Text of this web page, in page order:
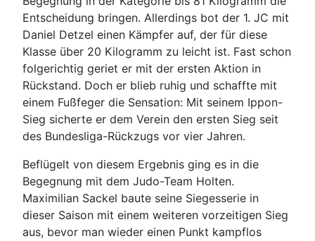
Entscheidung bringen. Allerdings bot der 1. JC mit
Daniel Detzel einen Kämpfer auf, der für diese
Klasse über 20 Kilogramm zu leicht ist. Fast schon
folgerichtig geriet er mit der ersten Aktion in
Rückstand. Doch er blieb ruhig und schaffte mit
einem Fußfeger die Sensation: Mit seinem Ippon-
Sieg sicherte er dem Verein den ersten Sieg seit
des Bundesliga-Rückzugs vor vier Jahren.
Beflügelt von diesem Ergebnis ging es in die
Begegnung mit dem Judo-Team Holten.
Maximilian Sackel baute seine Siegesserie in
dieser Saison mit einem weiteren vorzeitigen Sieg
aus, bevor man wieder einen Punkt kampflos